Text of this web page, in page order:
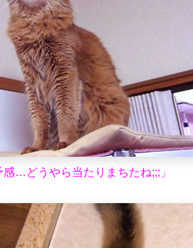
…どうやら当たりまちたね;;;」